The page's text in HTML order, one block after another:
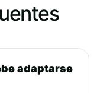
adaptarse